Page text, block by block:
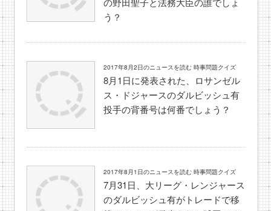
う？
2017年8月2日のニュースを読む 時事問題クイズ
8月1日に発表された、ロサンゼル
ス・ドジャースのダルビッシュ有
投手の背番号は何番でしょう？
2017年8月1日のニュースを読む 時事問題クイズ
7月31日、大リーグ・レンジャース
のダルビッシュ有がトレードで移